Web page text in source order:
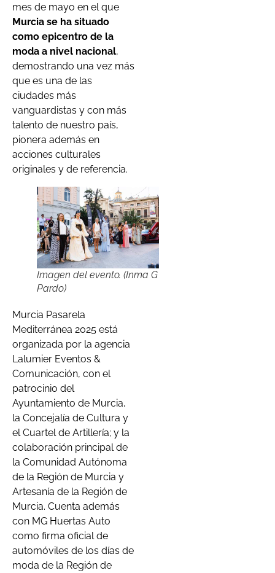
mes de mayo en el que
Murcia se ha situado
como epicentro de la
moda a nivel nacional,
demostrando una vez más
que es una de las
ciudades más
vanguardistas y con más
talento de nuestro país,
pionera además en
acciones culturales
originales y de referencia.
Imagen del evento. (Inma G
Pardo)
Murcia Pasarela
Mediterránea 2025 está
organizada por la agencia
Lalumier Eventos &
Comunicación, con el
patrocinio del
Ayuntamiento de Murcia,
la Concejalía de Cultura y
el Cuartel de Artillería; y la
colaboración principal de
la Comunidad Autónoma
de la Región de Murcia y
Artesanía de la Región de
Murcia. Cuenta además
con MG Huertas Auto
como firma oficial de
automóviles de los días de
moda de la Región de